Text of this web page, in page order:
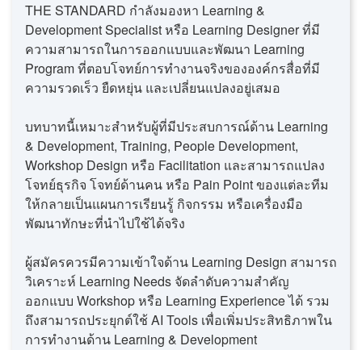
THE STANDARD กำลังมองหา Learning &
Development Specialist หรือ Learning Designer ที่มี
ความสามารถในการออกแบบและพัฒนา Learning
Program ที่ตอบโจทย์การทำงานจริงขององค์กรสื่อที่มี
ความรวดเร็ว ยืดหยุ่น และเปลี่ยนแปลงอยู่เสมอ
บทบาทนี้เหมาะสำหรับผู้ที่มีประสบการณ์ด้าน Learning
& Development, Training, People Development,
Workshop Design หรือ Facilitation และสามารถแปลง
โจทย์ธุรกิจ โจทย์ด้านคน หรือ Pain Point ของแต่ละทีม
ให้กลายเป็นแผนการเรียนรู้ กิจกรรม หรือเครื่องมือ
พัฒนาทักษะที่นำไปใช้ได้จริง
ผู้สมัครควรมีความเข้าใจด้าน Learning Design สามารถ
วิเคราะห์ Learning Needs จัดลำดับความสำคัญ
ออกแบบ Workshop หรือ Learning Experience ได้ รวม
ถึงสามารถประยุกต์ใช้ AI Tools เพื่อเพิ่มประสิทธิภาพใน
การทำงานด้าน Learning & Development